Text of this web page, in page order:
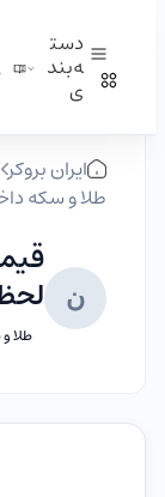
دست
ه‌بند
ی
ایران بروکر
طلا و سکه
ن
طلا